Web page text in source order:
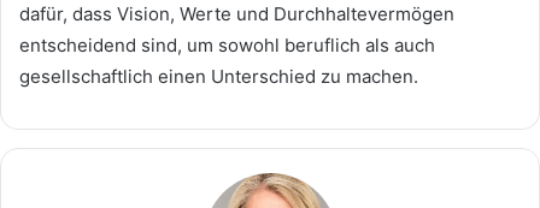
dafür, dass Vision, Werte und Durchhaltevermögen
entscheidend sind, um sowohl beruflich als auch
gesellschaftlich einen Unterschied zu machen.